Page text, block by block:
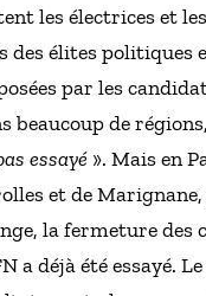
les électrices et
des élites politiques
par les
beaucoup de
essayé ». Mais en
et de Marignane,
la fermeture des
a déjà été essayé.